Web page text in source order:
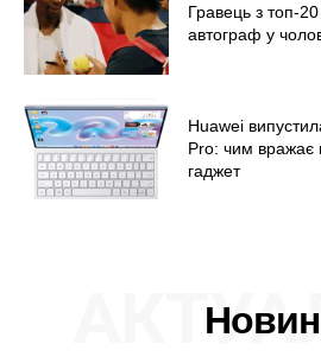
Гравець з топ-
автограф у
Huawei
Pro: чим
гаджет